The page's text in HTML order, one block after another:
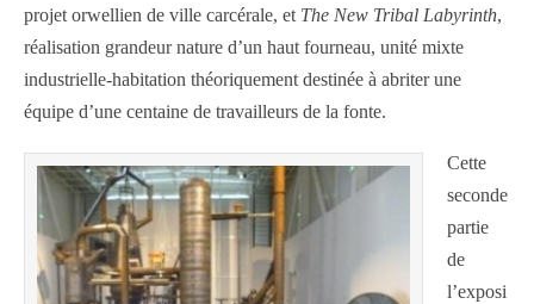
projet orwellien de ville carcérale, et The New Tribal Labyrinth,
réalisation grandeur nature d’un haut fourneau, unité mixte
industrielle-habitation théoriquement destinée à abriter une
équipe d’une centaine de travailleurs de la fonte.
Cette
seconde
partie
de
l’exposi